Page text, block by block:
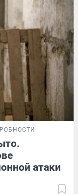
атаки